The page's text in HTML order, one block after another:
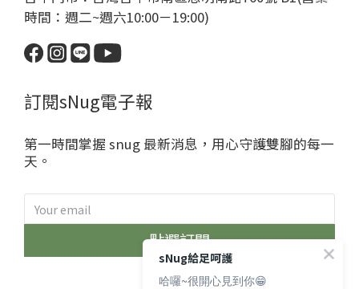
時間：週二~週六10:00－19:00)
訂閱sNug電子報
第一時間掌握 snug 最新消息，用心守護雙腳的每一
天。
點選訂閱
sNug給足呵護
哈囉~很開心見到你😁